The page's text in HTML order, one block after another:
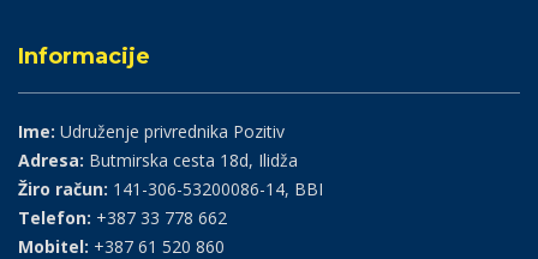
Informacije
Ime: Udruženje privrednika Pozitiv
Adresa: Butmirska cesta 18d, Ilidža
Žiro račun: 141-306-53200086-14, BBI
Telefon: +387 33 778 662
Mobitel: +387 61 520 860